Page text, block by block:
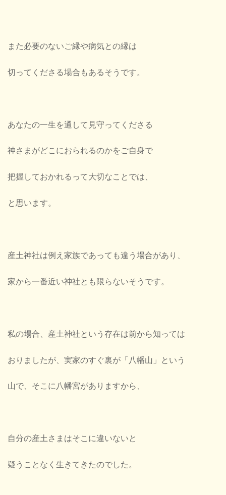
また必要のないご縁や病気との縁は
切ってくださる場合もあるそうです。
あなたの一生を通して見守ってくださる
神さまがどこにおられるのかをご自身で
把握しておかれるって大切なことでは、
と思います。
産土神社は例え家族であっても違う場合があり、
家から一番近い神社とも限らないそうです。
私の場合、産土神社という存在は前から知っては
おりましたが、実家のすぐ裏が「八幡山」という
山で、そこに八幡宮がありますから、
自分の産土さまはそこに違いないと
疑うことなく生きてきたのでした。